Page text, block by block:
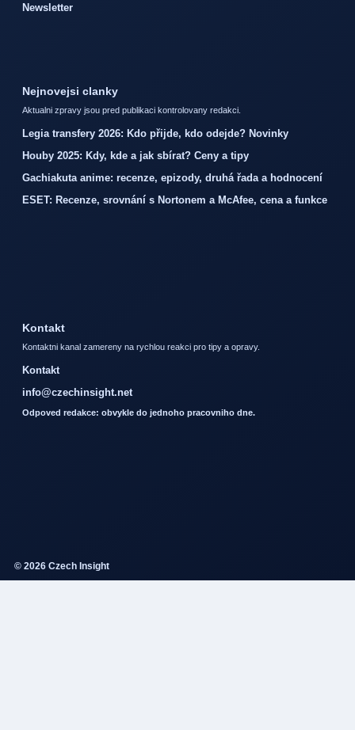
Newsletter
Nejnovejsi clanky
Aktualni zpravy jsou pred publikaci kontrolovany redakci.
Legia transfery 2026: Kdo přijde, kdo odejde? Novinky
Houby 2025: Kdy, kde a jak sbírat? Ceny a tipy
Gachiakuta anime: recenze, epizody, druhá řada a hodnocení
ESET: Recenze, srovnání s Nortonem a McAfee, cena a funkce
Kontakt
Kontaktni kanal zamereny na rychlou reakci pro tipy a opravy.
Kontakt
info@czechinsight.net
Odpoved redakce: obvykle do jednoho pracovniho dne.
© 2026 Czech Insight